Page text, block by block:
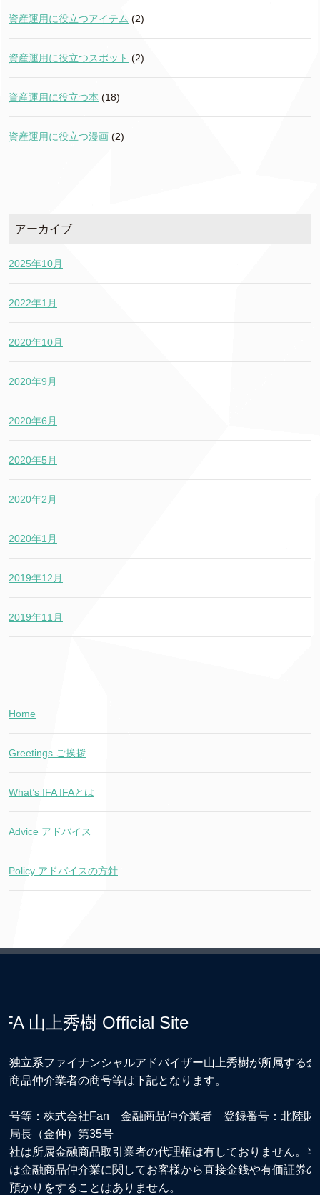
資産運用に役立つアイテム (2)
資産運用に役立つスポット (2)
資産運用に役立つ本 (18)
資産運用に役立つ漫画 (2)
アーカイブ
2025年10月
2022年1月
2020年10月
2020年9月
2020年6月
2020年5月
2020年2月
2020年1月
2019年12月
2019年11月
Home
Greetings ご挨拶
What’s IFA IFAとは
Advice アドバイス
Policy アドバイスの方針
山上秀樹 Official Site
独立系ファイナンシャルアドバイザー山上秀樹が所属する金
商品仲介業者の商号等は下記となります。
号等：株式会社Fan 金融商品仲介業者 登録番号：北陸財
局長（金仲）第35号
社は所属金融商品取引業者の代理権は有しておりません。当
は金融商品仲介業に関してお客様から直接金銭や有価証券の
預かりをすることはありません。